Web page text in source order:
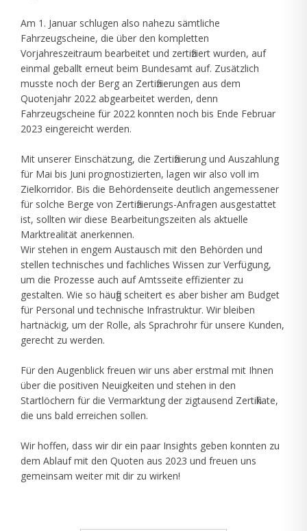
Am 1. Januar schlugen also nahezu sämtliche
Fahrzeugscheine, die über den kompletten
Vorjahreszeitraum bearbeitet und zertifiziert wurden, auf
einmal geballt erneut beim Bundesamt auf. Zusätzlich
musste noch der Berg an Zertifizierungen aus dem
Quotenjahr 2022 abgearbeitet werden, denn
Fahrzeugscheine für 2022 konnten noch bis Ende Februar
2023 eingereicht werden.
Mit unserer Einschätzung, die Zertifizierung und Auszahlung
für Mai bis Juni prognostizierten, lagen wir also voll im
Zielkorridor. Bis die Behördenseite deutlich angemessener
für solche Berge von Zertifizierungs-Anfragen ausgestattet
ist, sollten wir diese Bearbeitungszeiten als aktuelle
Marktrealität anerkennen.
Wir stehen in engem Austausch mit den Behörden und
stellen technisches und fachliches Wissen zur Verfügung,
um die Prozesse auch auf Amtsseite effizienter zu
gestalten. Wie so häufig scheitert es aber bisher am Budget
für Personal und technische Infrastruktur. Wir bleiben
hartnäckig, um der Rolle, als Sprachrohr für unsere Kunden,
gerecht zu werden.
Für den Augenblick freuen wir uns aber erstmal mit Ihnen
über die positiven Neuigkeiten und stehen in den
Startlöchern für die Vermarktung der zigtausend Zertifikate,
die uns bald erreichen sollen.
Wir hoffen, dass wir dir ein paar Insights geben konnten zu
dem Ablauf mit den Quoten aus 2023 und freuen uns
gemeinsam weiter mit dir zu wirken!